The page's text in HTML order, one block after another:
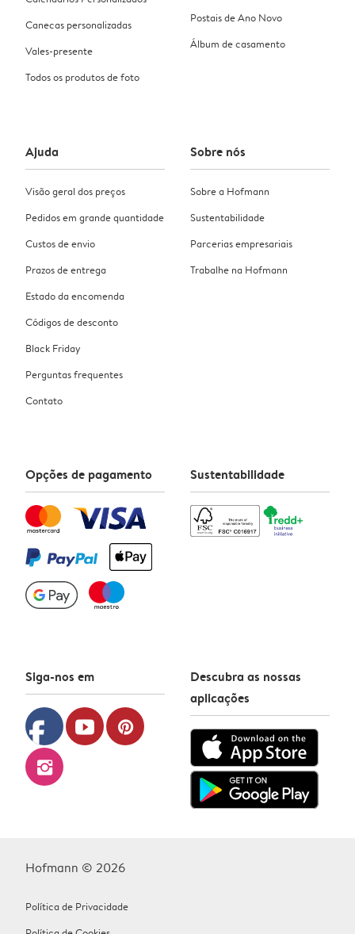
Canecas personalizadas
Vales-presente
Todos os produtos de foto
Postais de Ano Novo
Álbum de casamento
Ajuda
Visão geral dos preços
Pedidos em grande quantidade
Custos de envio
Prazos de entrega
Estado da encomenda
Códigos de desconto
Black Friday
Perguntas frequentes
Contato
Sobre nós
Sobre a Hofmann
Sustentabilidade
Parcerias empresariais
Trabalhe na Hofmann
Opções de pagamento Sustentabilidade
Siga-nos em
facebook youtube pinterest
instagram
Descubra as nossas
aplicações
Hofmann © 2026
Política de Privacidade